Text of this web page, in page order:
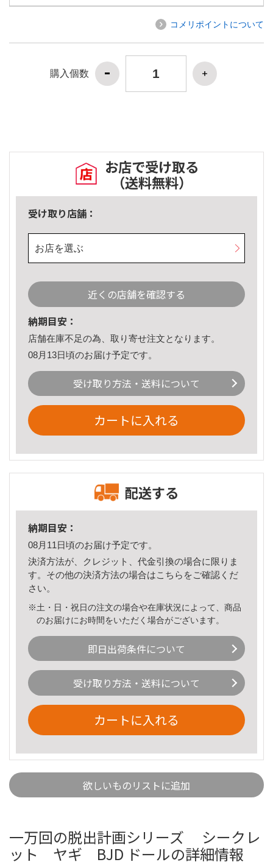
コメリポイントについて
購入個数
お店で受け取る
（送料無料）
受け取り店舗：
お店を選ぶ
近くの店舗を確認する
納期目安：
店舗在庫不足の為、取り寄せ注文となります。
08月13日頃のお届け予定です。
受け取り方法・送料について
カートに入れる
配送する
納期目安：
08月11日頃のお届け予定です。
決済方法が、クレジット、代金引換の場合に限りま
す。その他の決済方法の場合はこちら をご確認くだ
さい。
※土・日・祝日の注文の場合や在庫状況によって、商品
のお届けにお時間をいただく場合がございます。
即日出荷条件について
受け取り方法・送料について
カートに入れる
欲しいものリストに追加
一万回の脱出計画シリーズ シークレ
ット ヤギ BJD ドールの詳細情報